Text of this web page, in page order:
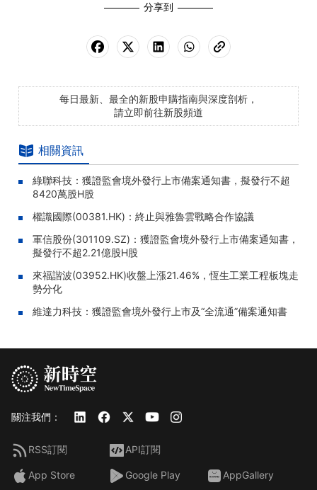
分享到
每日最新、最全的新股申購指南與深度剖析，
請立即前往新股頻道
相關資訊
綠聯科技：獲證監會境外發行上市備案通知書，擬發行不超
8420萬股H股
權識國際(00381.HK)：終止與雅魯雲戰略合作協議
軍信股份(301109.SZ)：獲證監會境外發行上市備案通知書，
擬發行不超2.21億股H股
來福諧波(03952.HK)收盤上漲21.46%，恆生工業工程板塊走
勢分化
維達力科技：獲證監會境外發行上市及“全流通”備案通知書
關注我們：
RSS訂閱 API訂閱
App Store Google Play AppGallery